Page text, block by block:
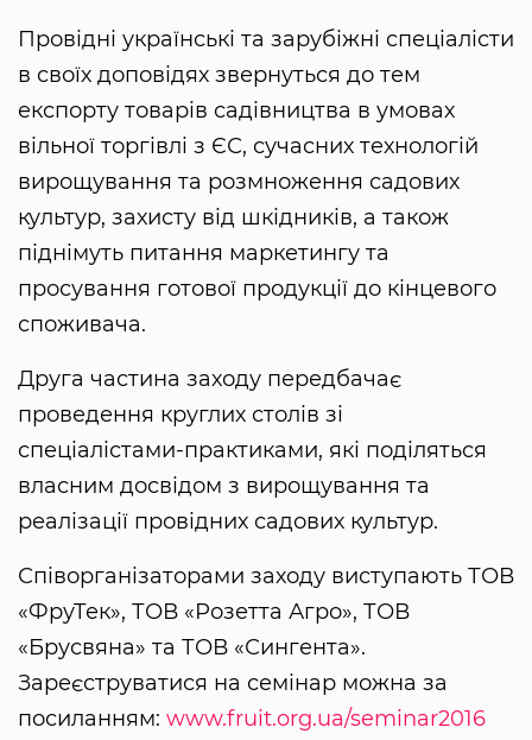
Провідні українські та зарубіжні спеціалісти
в своїх доповідях звернуться до тем
експорту товарів садівництва в умовах
вільної торгівлі з ЄС, сучасних технологій
вирощування та розмноження садових
культур, захисту від шкідників, а також
піднімуть питання маркетингу та
просування готової продукції до кінцевого
споживача.
Друга частина заходу передбачає
проведення круглих столів зі
спеціалістами-практиками, які поділяться
власним досвідом з вирощування та
реалізації провідних садових культур.
Співорганізаторами заходу виступають ТОВ
«ФруТек», ТОВ «Розетта Агро», ТОВ
«Брусвяна» та ТОВ «Сингента».
Зареєструватися на семінар можна за
посиланням: www.fruit.org.ua/seminar2016